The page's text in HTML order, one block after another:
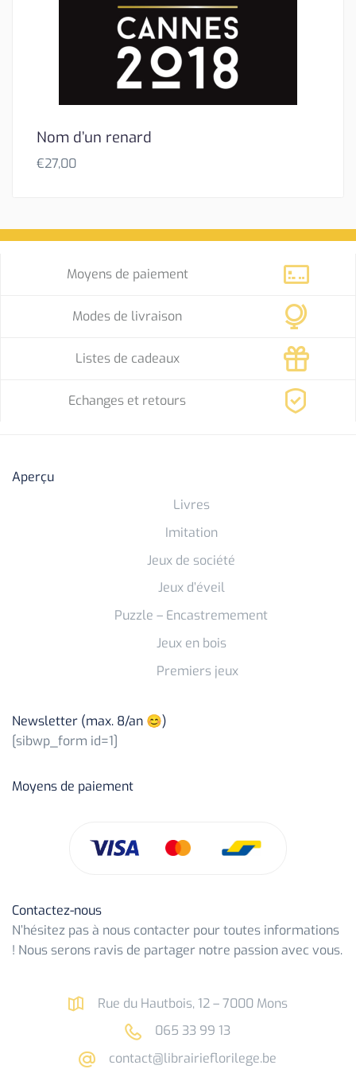
Nom d’un renard
€27,00
Moyens de paiement
Modes de livraison
Listes de cadeaux
Echanges et retours
Aperçu
Livres
Imitation
Jeux de société
Jeux d’éveil
Puzzle – Encastremement
Jeux en bois
Premiers jeux
Newsletter (max. 8/an 😊)
[sibwp_form id=1]
Moyens de paiement
Contactez-nous
N’hésitez pas à nous contacter pour toutes informations
! Nous serons ravis de partager notre passion avec vous.
Rue du Hautbois, 12 – 7000 Mons
065 33 99 13
contact@librairieflorilege.be